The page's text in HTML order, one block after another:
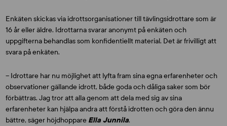
Enkäten skickas via idrottsorganisationer till tävlingsidrottare som är
16 år eller äldre. Idrottarna svarar anonymt på enkäten och
uppgifterna behandlas som konfidentiellt material. Det är frivilligt att
svara på enkäten.
– Idrottare har nu möjlighet att lyfta fram sina egna erfarenheter och
observationer gällande idrott, både goda och dåliga saker som bör
förbättras. Jag tror att alla genom att dela med sig av sina
erfarenheter kan hjälpa andra att förstå idrotten och göra den ännu
bättre, säger höjdhoppare Ella Junnila.